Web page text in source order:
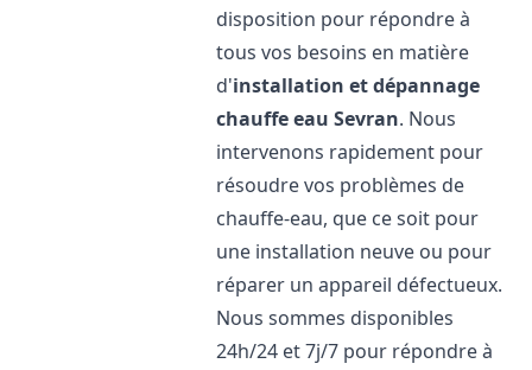
disposition pour répondre à
tous vos besoins en matière
d'installation et dépannage
chauffe eau Sevran. Nous
intervenons rapidement pour
résoudre vos problèmes de
chauffe-eau, que ce soit pour
une installation neuve ou pour
réparer un appareil défectueux.
Nous sommes disponibles
24h/24 et 7j/7 pour répondre à